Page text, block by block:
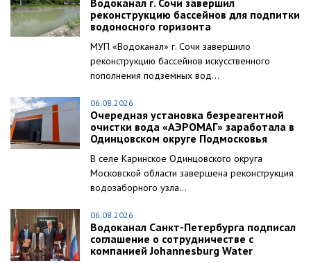
реконструкцию бассейнов для подпитки
водоносного горизонта
МУП «Водоканал» г. Сочи завершило
реконструкцию бассейнов искусственного
пополнения подземных вод...
06.08.2026
Очередная установка безреагентной
очистки вода «АЭРОМАГ» заработала в
Одинцовском округе Подмосковья
В селе Каринское Одинцовского округа
Московской области завершена реконструкция
водозаборного узла...
06.08.2026
Водоканал Санкт-Петербурга подписал
соглашение о сотрудничестве с
компанией Johannesburg Water